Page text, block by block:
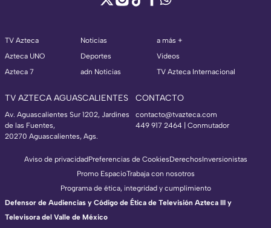
TV Azteca
Azteca UNO
Azteca 7
Noticias
Deportes
adn Noticias
a más +
Videos
TV Azteca Internacional
TV AZTECA AGUASCALIENTES
Av. Aguascalientes Sur 1202, Jardines
de las Fuentes,
20270 Aguascalientes, Ags.
CONTACTO
contacto@tvazteca.com
449 917 2464 | Conmutador
Aviso de privacidadPreferencias de CookiesDerechosInversionistas
Promo EspacioTrabaja con nosotros
Programa de ética, integridad y cumplimiento
Defensor de Audiencias y Código de Ética de Televisión Azteca III y
Televisora del Valle de México